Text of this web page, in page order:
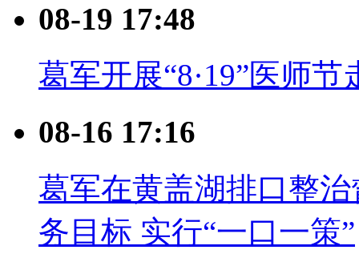
08-19 17:48
葛军开展“8·19”医师
08-16 17:16
葛军在黄盖湖排口整
务目标 实行“一口一策”